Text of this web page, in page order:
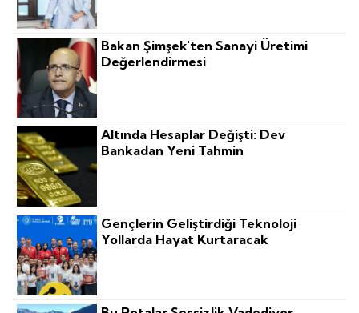
Bakan Şimşek'ten Sanayi Üretimi
Değerlendirmesi
Altında Hesaplar Değişti: Dev
Bankadan Yeni Tahmin
Gençlerin Geliştirdiği Teknoloji
Yollarda Hayat Kurtaracak